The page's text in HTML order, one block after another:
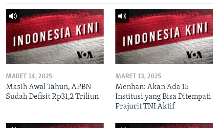
MARET 14, 2025
Masih Awal Tahun, APBN
Sudah Defisit Rp31,2 Triliun
MARET 13, 2025
Menhan: Akan Ada 15
Institusi yang Bisa Ditempati
Prajurit TNI Aktif